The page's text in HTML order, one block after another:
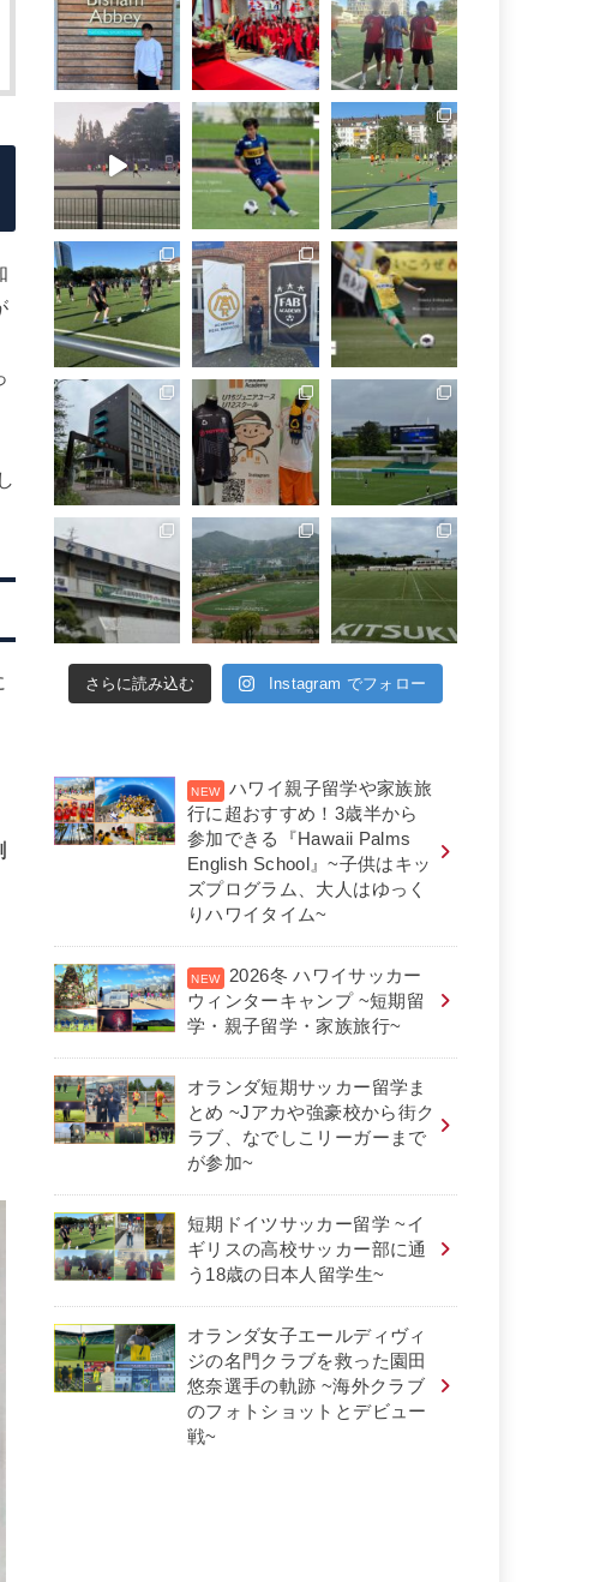
さらに読み込む Instagram でフォロー
ハワイ親子留学や家族旅
行に超おすすめ！3歳半から
参加できる『Hawaii Palms
English School』~子供はキッ
ズプログラム、大人はゆっく
りハワイタイム~
2026冬 ハワイサッカー
ウィンターキャンプ ~短期留
学・親子留学・家族旅行~
オランダ短期サッカー留学ま
とめ ~Jアカや強豪校から街ク
ラブ、なでしこリーガーまで
が参加~
短期ドイツサッカー留学 ~イ
ギリスの高校サッカー部に通
う18歳の日本人留学生~
オランダ女子エールディヴィ
ジの名門クラブを救った園田
悠奈選手の軌跡 ~海外クラブ
のフォトショットとデビュー
戦~